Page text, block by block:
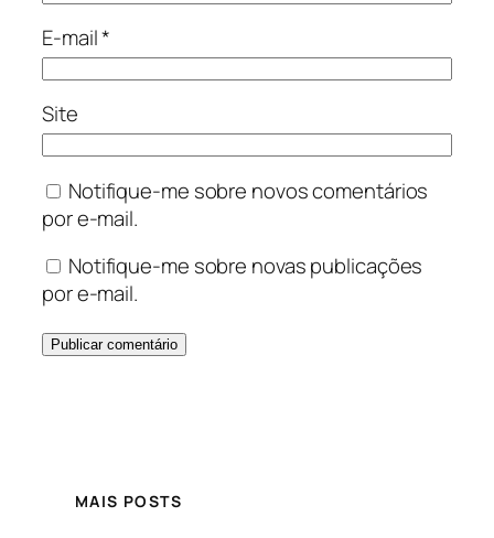
E-mail*
Site
Notifique-me sobre novos comentários
por e-mail.
Notifique-me sobre novas publicações
por e-mail.
MAIS POSTS